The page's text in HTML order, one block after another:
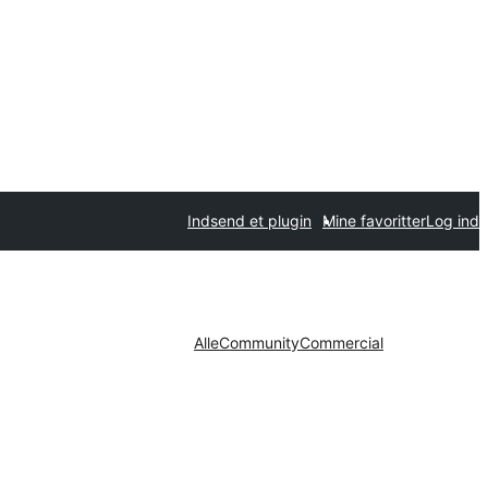
Indsend et plugin Mine favoritterLog ind
AlleCommunityCommercial